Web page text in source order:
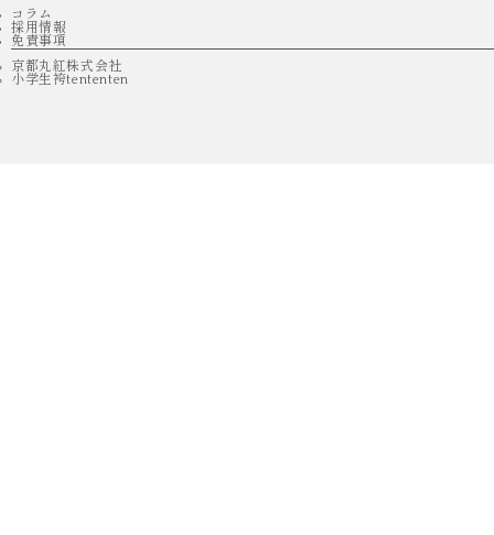
コラム
採用情報
免責事項
京都丸紅株式会社
小学生袴tententen